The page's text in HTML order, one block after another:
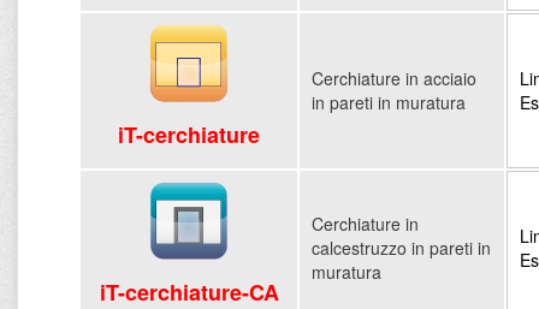
iT-cerchiature
Cerchiature in acciaio
in pareti in muratura
iT-cerchiature-CA
Cerchiature in
calcestruzzo in pareti in
muratura